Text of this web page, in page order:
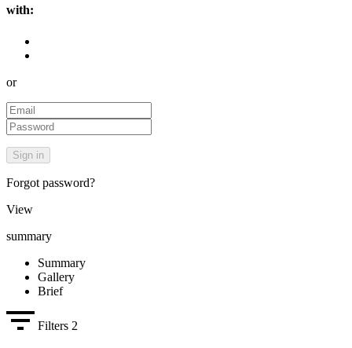
with:
or
Forgot password?
View
summary
Summary
Gallery
Brief
Filters 2